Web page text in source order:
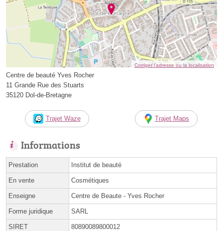
Corriger l’adresse ou la localisation
Centre de beauté Yves Rocher
11 Grande Rue des Stuarts
35120 Dol-de-Bretagne
Trajet Waze Trajet Maps
Informations
Prestation Institut de beauté
En vente Cosmétiques
Enseigne Centre de Beaute - Yves Rocher
Forme juridique SARL
SIRET 80890089800012